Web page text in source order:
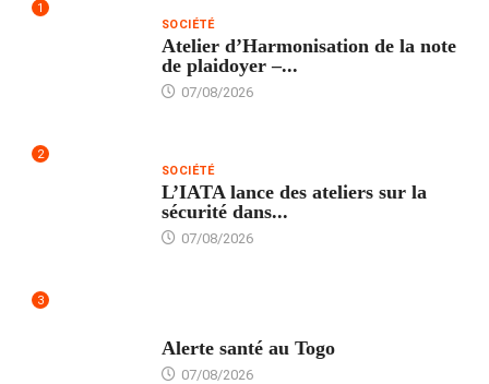
1
SOCIÉTÉ
Atelier d’Harmonisation de la note
de plaidoyer –...
07/08/2026
2
SOCIÉTÉ
L’IATA lance des ateliers sur la
sécurité dans...
07/08/2026
3
Alerte santé au Togo
07/08/2026